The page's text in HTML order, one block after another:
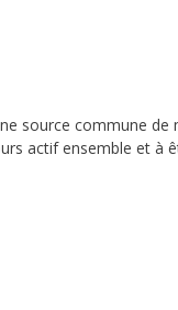
source commune de
actif ensemble et à